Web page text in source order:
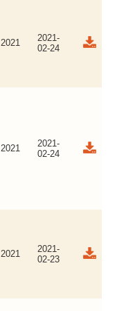
2021
2021-
02-24
2021
2021-
02-24
2021
2021-
02-23